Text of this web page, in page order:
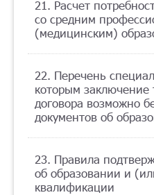
21. Расчет
со средним
(медицинским)
22. Перечень
которым заключение
договора возможно
документов об
23. Правила
об образовании и
квалификации